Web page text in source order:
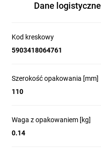
Dane logistyczne
Kod kreskowy
5903418064761
Szerokość opakowania [mm]
110
Waga z opakowaniem [kg]
0.14